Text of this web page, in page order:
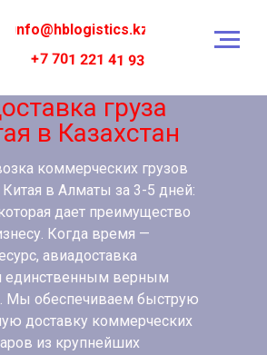
info@hblogistics.kz
+7 701 221 41 93
груза
в Казахстан
коммерческих грузов
Китая в Алматы за 3-5 дней:
дает преимущество
Когда время —
авиадоставка
единственным верным
Мы обеспечиваем быструю
доставку коммерческих
из крупнейших